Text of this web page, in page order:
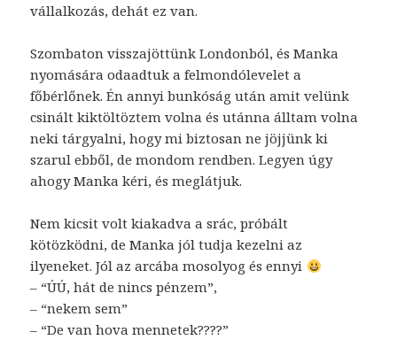
vállalkozás, dehát ez van.
Szombaton visszajöttünk Londonból, és Manka
nyomására odaadtuk a felmondólevelet a
főbérlőnek. Én annyi bunkóság után amit velünk
csinált kiktöltöztem volna és utánna álltam volna
neki tárgyalni, hogy mi biztosan ne jöjjünk ki
szarul ebből, de mondom rendben. Legyen úgy
ahogy Manka kéri, és meglátjuk.
Nem kicsit volt kiakadva a srác, próbált
kötözködni, de Manka jól tudja kezelni az
ilyeneket. Jól az arcába mosolyog és ennyi
– “ÚÚ, hát de nincs pénzem”,
– “nekem sem”
– “De van hova mennetek????”